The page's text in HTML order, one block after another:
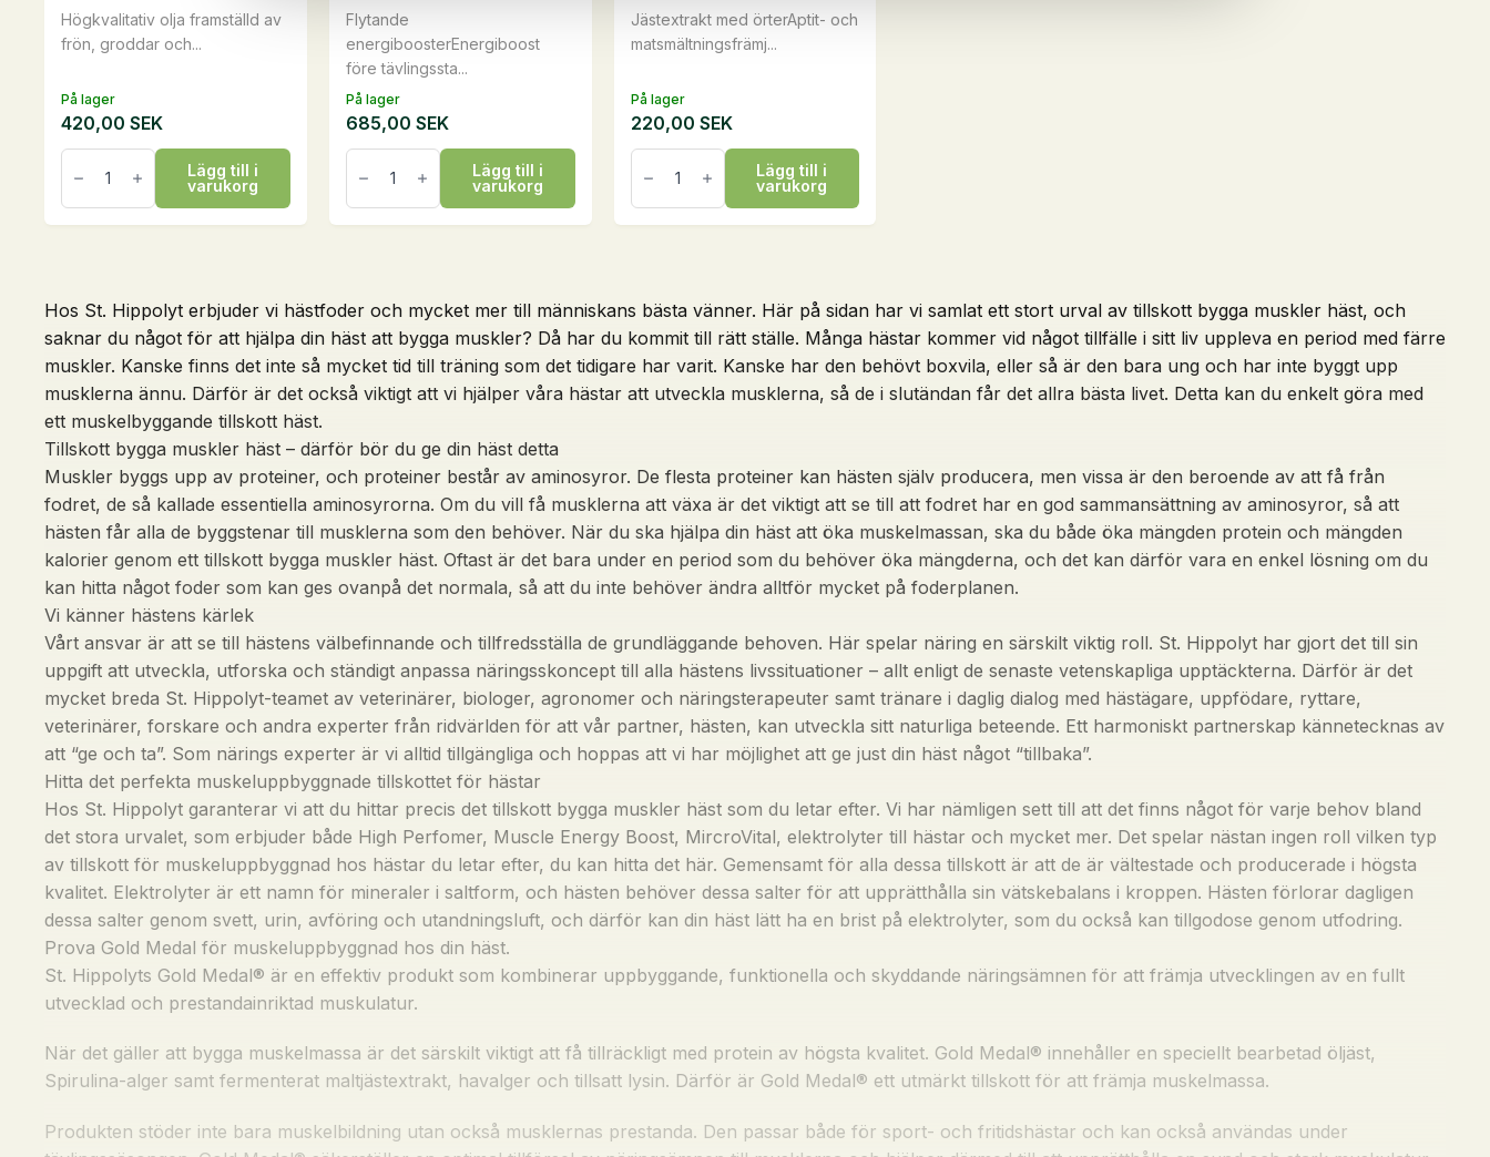
På lager
Högkvalitativ olja framställd av
frön, groddar och...
420,00 SEK
HippoLinol,
2,5
mängd
Lägg till i
varukorg
På lager
Flytande
energiboosterEnergiboost
före tävlingssta...
685,00 SEK
Qelan,
500
mängd
Lägg till i
varukorg
På lager
Jästextrakt med örterAptit- och
matsmältningsfrämj...
220,00 SEK
EquiMall
forte,
ml
mängd
Lägg till i
varukorg
Hos St. Hippolyt erbjuder vi hästfoder och mycket mer till människans bästa vänner. Här på sidan har vi samlat ett stort urval av tillskott bygga muskler häst, och
saknar du något för att hjälpa din häst att bygga muskler? Då har du kommit till rätt ställe. Många hästar kommer vid något tillfälle i sitt liv uppleva en period med färre
muskler. Kanske finns det inte så mycket tid till träning som det tidigare har varit. Kanske har den behövt boxvila, eller så är den bara ung och har inte byggt upp
musklerna ännu. Därför är det också viktigt att vi hjälper våra hästar att utveckla musklerna, så de i slutändan får det allra bästa livet. Detta kan du enkelt göra med
ett muskelbyggande tillskott häst.
Tillskott bygga muskler häst – därför bör du ge din häst detta
Muskler byggs upp av proteiner, och proteiner består av aminosyror. De flesta proteiner kan hästen själv producera, men vissa är den beroende av att få från
fodret, de så kallade essentiella aminosyrorna. Om du vill få musklerna att växa är det viktigt att se till att fodret har en god sammansättning av aminosyror, så att
hästen får alla de byggstenar till musklerna som den behöver. När du ska hjälpa din häst att öka muskelmassan, ska du både öka mängden protein och mängden
kalorier genom ett tillskott bygga muskler häst. Oftast är det bara under en period som du behöver öka mängderna, och det kan därför vara en enkel lösning om du
kan hitta något foder som kan ges ovanpå det normala, så att du inte behöver ändra alltför mycket på foderplanen.
Vi känner hästens kärlek
Vårt ansvar är att se till hästens välbefinnande och tillfredsställa de grundläggande behoven. Här spelar näring en särskilt viktig roll. St. Hippolyt har gjort det till sin
uppgift att utveckla, utforska och ständigt anpassa näringsskoncept till alla hästens livssituationer – allt enligt de senaste vetenskapliga upptäckterna. Därför är det
mycket breda St. Hippolyt-teamet av veterinärer, biologer, agronomer och näringsterapeuter samt tränare i daglig dialog med hästägare, uppfödare, ryttare,
veterinärer, forskare och andra experter från ridvärlden för att vår partner, hästen, kan utveckla sitt naturliga beteende. Ett harmoniskt partnerskap kännetecknas av
att “ge och ta”. Som närings experter är vi alltid tillgängliga och hoppas att vi har möjlighet att ge just din häst något “tillbaka”.
Hitta det perfekta muskeluppbyggnade tillskottet för hästar
Hos St. Hippolyt garanterar vi att du hittar precis det tillskott bygga muskler häst som du letar efter. Vi har nämligen sett till att det finns något för varje behov bland
det stora urvalet, som erbjuder både High Perfomer, Muscle Energy Boost, MircroVital, elektrolyter till hästar och mycket mer. Det spelar nästan ingen roll vilken typ
av tillskott för muskeluppbyggnad hos hästar du letar efter, du kan hitta det här. Gemensamt för alla dessa tillskott är att de är vältestade och producerade i högsta
kvalitet. Elektrolyter är ett namn för mineraler i saltform, och hästen behöver dessa salter för att upprätthålla sin vätskebalans i kroppen. Hästen förlorar dagligen
dessa salter genom svett, urin, avföring och utandningsluft, och därför kan din häst lätt ha en brist på elektrolyter, som du också kan tillgodose genom utfodring.
Prova Gold Medal för muskeluppbyggnad hos din häst.
St. Hippolyts Gold Medal® är en effektiv produkt som kombinerar uppbyggande, funktionella och skyddande näringsämnen för att främja utvecklingen av en fullt
utvecklad och prestandainriktad muskulatur.
När det gäller att bygga muskelmassa är det särskilt viktigt att få tillräckligt med protein av högsta kvalitet. Gold Medal® innehåller en speciellt bearbetad öljäst,
Spirulina-alger samt fermenterat maltjästextrakt, havalger och tillsatt lysin. Därför är Gold Medal® ett utmärkt tillskott för att främja muskelmassa.
Produkten stöder inte bara muskelbildning utan också musklernas prestanda. Den passar både för sport- och fritidshästar och kan också användas under